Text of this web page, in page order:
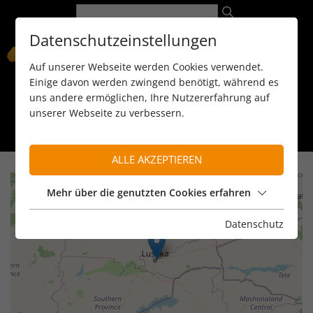
089 / 8 11 90 15
−
Datenschutzeinstellungen
Auf unserer Webseite werden Cookies verwendet.
Einige davon werden zwingend benötigt, während es
uns andere ermöglichen, Ihre Nutzererfahrung auf
unserer Webseite zu verbessern.
ALLE AKZEPTIEREN
Mehr über die genutzten Cookies erfahren
Datenschutz